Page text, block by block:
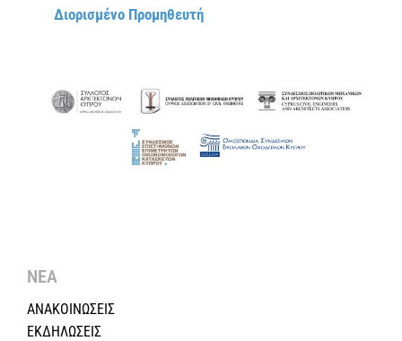
Διορισμένο Προμηθευτή
ΝΕΑ
ΑΝΑΚΟΙΝΩΣΕΙΣ
ΕΚΔΗΛΩΣΕΙΣ